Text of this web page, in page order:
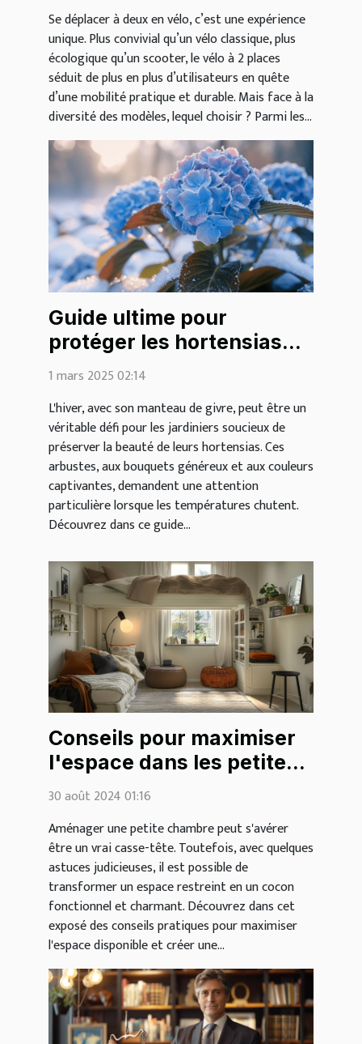
Se déplacer à deux en vélo, c’est une expérience
unique. Plus convivial qu’un vélo classique, plus
écologique qu’un scooter, le vélo à 2 places
séduit de plus en plus d’utilisateurs en quête
d’une mobilité pratique et durable. Mais face à la
diversité des modèles, lequel choisir ? Parmi les...
Guide ultime pour
protéger les hortensias
des gelées hivernales
1 mars 2025 02:14
L'hiver, avec son manteau de givre, peut être un
véritable défi pour les jardiniers soucieux de
préserver la beauté de leurs hortensias. Ces
arbustes, aux bouquets généreux et aux couleurs
captivantes, demandent une attention
particulière lorsque les températures chutent.
Découvrez dans ce guide...
Conseils pour maximiser
l'espace dans les petites
chambres
30 août 2024 01:16
Aménager une petite chambre peut s'avérer
être un vrai casse-tête. Toutefois, avec quelques
astuces judicieuses, il est possible de
transformer un espace restreint en un cocon
fonctionnel et charmant. Découvrez dans cet
exposé des conseils pratiques pour maximiser
l'espace disponible et créer une...